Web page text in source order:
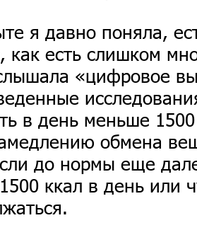
я давно поняла,
как есть слишком
«цифровое
в день меньше
обмена
до нормы еще
ккал в день или